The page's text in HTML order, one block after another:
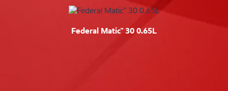
Federal Matic™ 30 0.65L